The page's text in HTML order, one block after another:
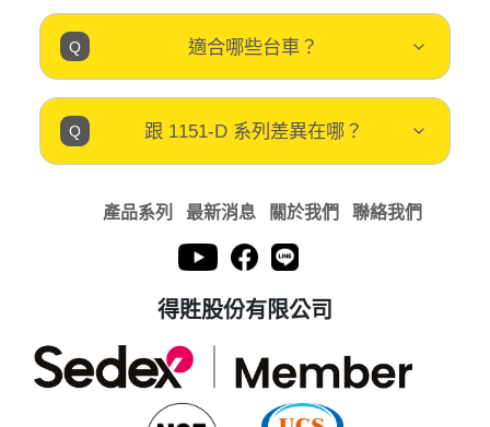
適合哪些台車？
跟 1151-D 系列差異在哪？
產品系列 最新消息 關於我們 聯絡我們
得貹股份有限公司